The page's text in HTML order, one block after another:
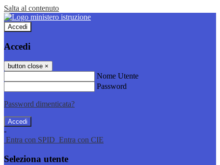
Salta al contenuto
Accedi
Accedi
button close ×
Nome Utente
Password
Password dimenticata?
-
Entra con SPID Entra con CIE
Seleziona utente